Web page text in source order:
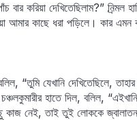
করিয়া দেখিতেছিলাম?” নির্‍মল
আমার কাছে ধরা পড়িলে। কার
“তুমি যেখানি দেখিতেছিলে,
চঞ্চলকুমারীর হাতে দিল, বলিল,
কিছু কাজ নেই, তাই তুই লোককে